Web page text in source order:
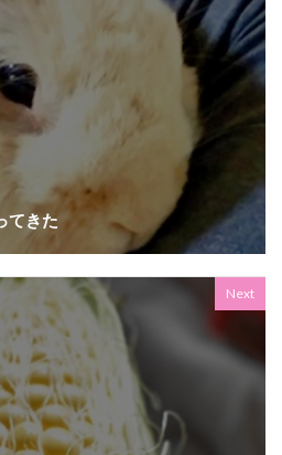
てきた
Next